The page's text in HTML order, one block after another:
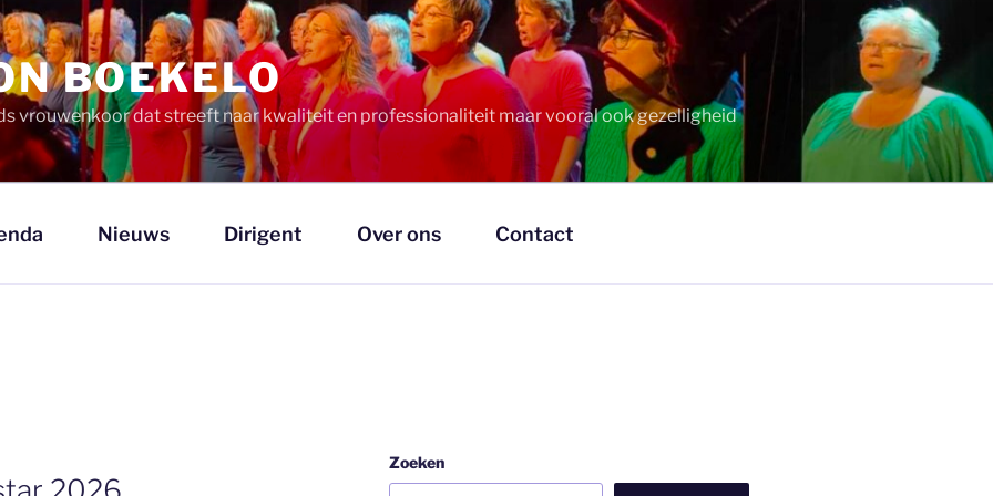
BOEKELO
vrouwenkoor dat streeft naar kwaliteit en professionaliteit maar vooral ook gezelligheid
Nieuws Dirigent Over ons Contact
Zoeken